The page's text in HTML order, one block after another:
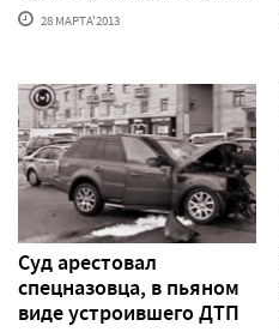
28 МАРТА'2013
Суд арестовал
спецназовца, в пьяном
виде устроившего ДТП